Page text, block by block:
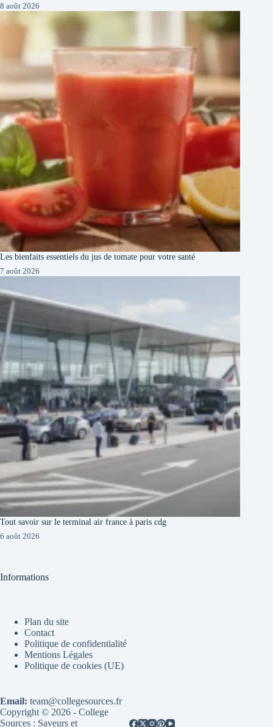
8 août 2026
Les bienfaits essentiels du jus de tomate pour votre santé
7 août 2026
Tout savoir sur le terminal air france à paris cdg
6 août 2026
Informations
Plan du site
Contact
Politique de confidentialité
Mentions Légales
Politique de cookies (UE)
Email: team@collegesources.fr
Copyright © 2026 - College
Sources : Saveurs et